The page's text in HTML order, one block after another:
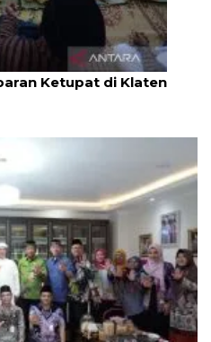
Ketupat di Klaten